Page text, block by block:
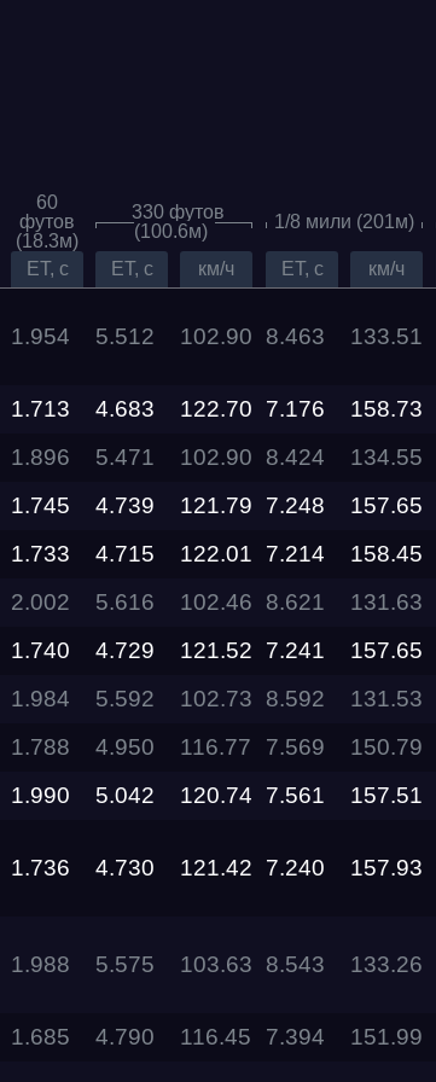
Racepark
04.10.2026
RDRC
12.09.2026 —
RDRC
11.09.2026
Evolution
Racepark
05.09.2026 —
06.09.2026
Racepark
30.08.2026
RDRC
Racepark
27.08.2026
Racepark
Siberia
Dragway
14.08.2026 —
16.08.2026
60
футов
(18.3м)
330 футов
(100.6м)
1/8 мили (201м)
ET, c ET, c км/ч ET, c км/ч
1.954 5.512 102.90 8.463 133.51
1.713 4.683 122.70 7.176 158.73
1.896 5.471 102.90 8.424 134.55
1.745 4.739 121.79 7.248 157.65
1.733 4.715 122.01 7.214 158.45
2.002 5.616 102.46 8.621 131.63
1.740 4.729 121.52 7.241 157.65
1.984 5.592 102.73 8.592 131.53
1.788 4.950 116.77 7.569 150.79
1.990 5.042 120.74 7.561 157.51
1.736 4.730 121.42 7.240 157.93
1.988 5.575 103.63 8.543 133.26
1.685 4.790 116.45 7.394 151.99